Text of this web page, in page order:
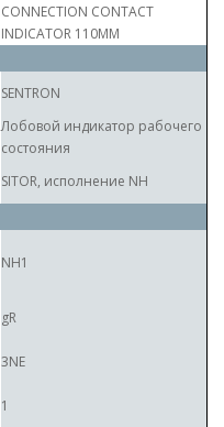
CONNECTION CONTACT
INDICATOR 110MM
SENTRON
Лобовой индикатор рабочего
состояния
SITOR, исполнение NH
NH1
gR
3NE
1